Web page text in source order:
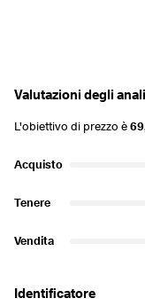
Valutazioni degli
L'obiettivo di prezzo è
Acquisto
Tenere
Vendita
Identificatore